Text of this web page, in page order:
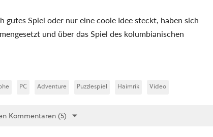
Spiel oder nur eine coole Idee steckt, haben sich
und über das Spiel des kolumbianischen
PC Adventure Puzzlespiel Haimrik Video
Kommentaren (5)